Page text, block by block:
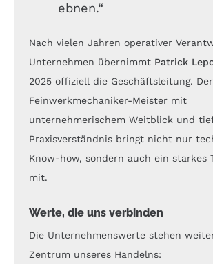
ebnen.“
Nach vielen Jahren operativer
Unternehmen übernimmt Patrick
2025 offiziell die Geschäftsleitung. Der
Feinwerkmechaniker-Meister mit
unternehmerischem Weitblick und
Praxisverständnis bringt nicht nur
Know-how, sondern auch ein starkes
mit.
Werte, die uns verbinden
Die Unternehmenswerte stehen
Zentrum unseres Handelns: